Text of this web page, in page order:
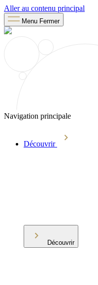
Aller au contenu principal
Menu Fermer
Navigation principale
Découvrir
Découvrir